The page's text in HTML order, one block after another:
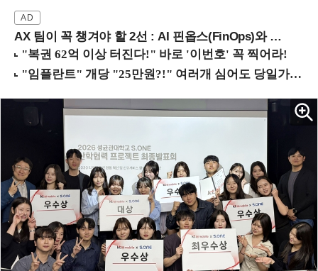
AX 팀이 꼭 챙겨야 할 2선 : AI 핀옵스(FinOps)와 토큰 거버넌스 (8/21 잠실역)